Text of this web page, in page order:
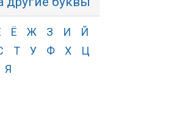
Ё Ж З И
Й
Т У Ф Х
Ц
Я